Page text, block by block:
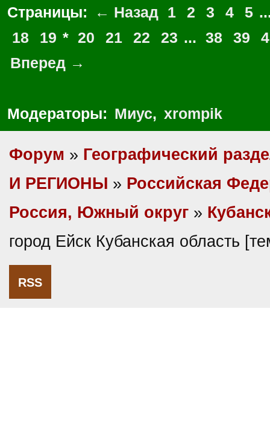
Страницы: ← Назад 1 2 3 4 5
18
19 * 20 21 22 23 ... 38 39
Вперед →
Модераторы: Миус, xrompik
Форум » Географический
И РЕГИОНЫ » Российская
Россия, Южный округ »
город Ейск Кубанская область
RSS